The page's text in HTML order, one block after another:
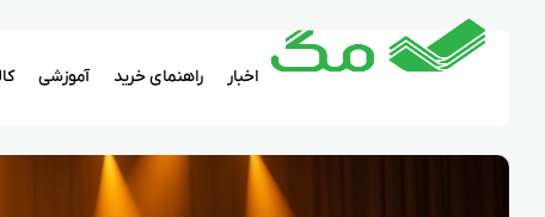
اخبار راهنمای خرید آموزشی